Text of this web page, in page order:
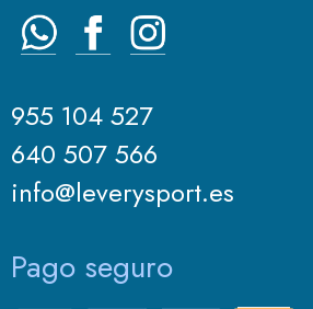
955 104 527
640 507 566
info@leverysport.es
Pago seguro